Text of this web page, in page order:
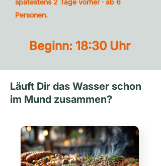
spätestens 2 Tage vorher · ab 6
Personen.
Beginn: 18:30 Uhr
Läuft Dir das Wasser schon
im Mund zusammen?